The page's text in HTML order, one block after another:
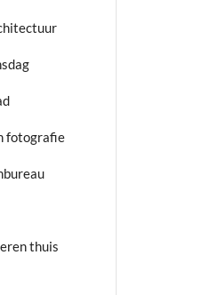
fotografie
thuis